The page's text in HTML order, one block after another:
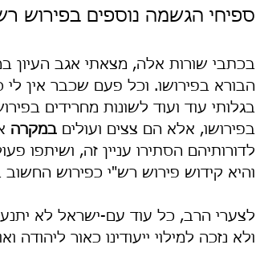
ספיחי הגשמה נוספים בפירוש
בכתבי שורות אלה, מצאתי אגב העיון
הבורא בפירושו. וכל פעם שכבר אין
בגלותי עוד ועוד לשונות מחרידים
בפירושו, אלא הם צצים ועולים במקרה
לדורותיהם הסתירו עניין זה, ושיתפו
והיא קידוש פירוש רש"י כפירוש
לצערי הרב, כל עוד עם-ישראל לא
ולא נזכה למילוי ייעודינו כאור